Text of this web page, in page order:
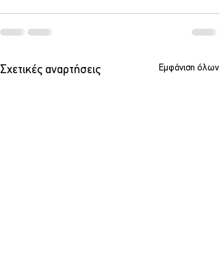
Σχετικές αναρτήσεις Εμφάνιση όλων